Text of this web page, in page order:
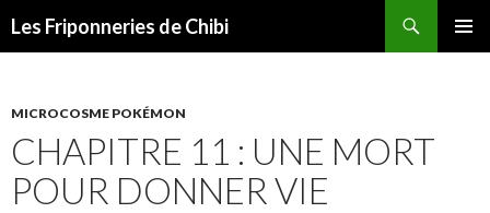
Les Friponneries de Chibi
MICROCOSME POKÉMON
CHAPITRE 11 : UNE MORT
POUR DONNER VIE